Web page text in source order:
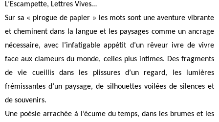
L’Escampette, Lettres Vives…
Sur sa « pirogue de papier » les mots sont une aventure vibrante
et cheminent dans la langue et les paysages comme un ancrage
nécessaire, avec l’infatigable appétit d’un rêveur ivre de vivre
face aux clameurs du monde, celles plus intimes. Des fragments
de vie cueillis dans les plissures d’un regard, les lumières
frémissantes d’un paysage, de silhouettes voilées de silences et
de souvenirs.
Une poésie arrachée à l’écume du temps, dans les brumes et les